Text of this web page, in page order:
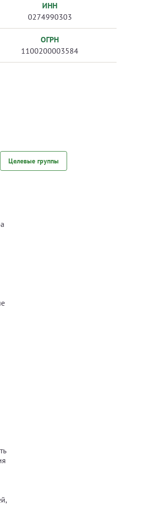
ИНН
0274990303
ОГРН
1100200003584
Целевые группы